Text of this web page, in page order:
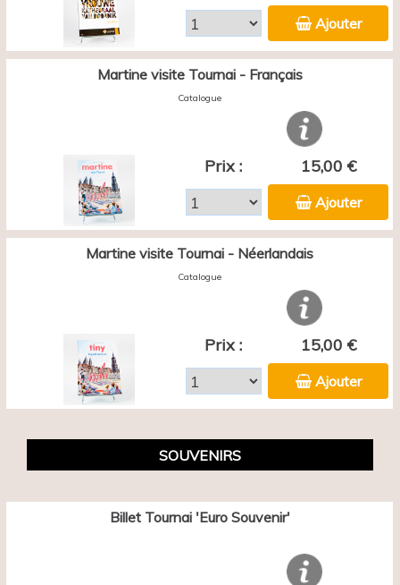
Ajouter
Martine visite Tournai - Français
Catalogue
Prix : 15,00 €
Ajouter
Martine visite Tournai - Néerlandais
Catalogue
Prix : 15,00 €
Ajouter
SOUVENIRS
Billet Tournai 'Euro Souvenir'